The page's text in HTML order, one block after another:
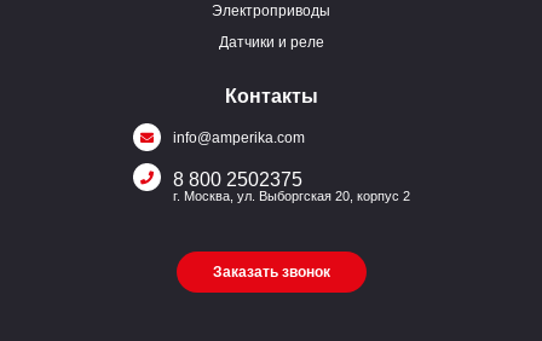
Электроприводы
Датчики и реле
Контакты
info@amperika.com
8 800 2502375
г. Москва, ул. Выборгская 20, корпус 2
Заказать звонок